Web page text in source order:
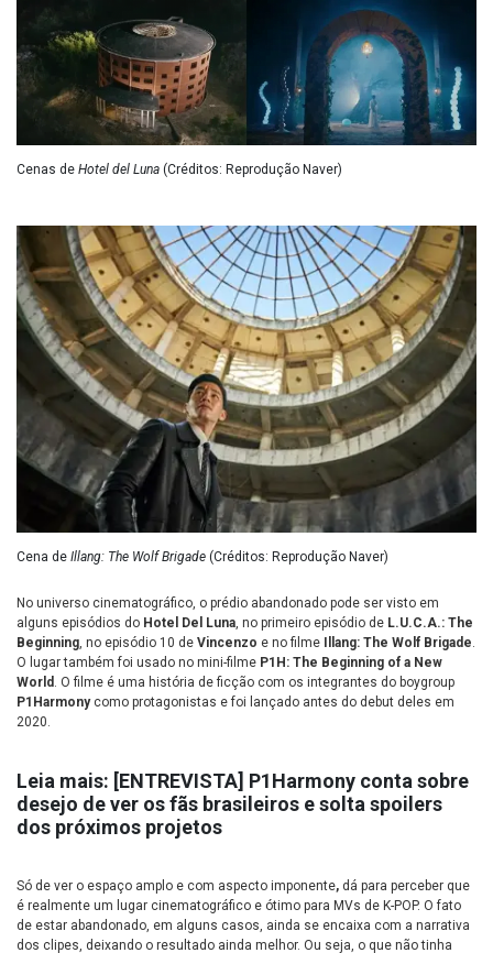
Cenas de Hotel del Luna (Créditos: Reprodução Naver)
Cena de Illang: The Wolf Brigade (Créditos: Reprodução Naver)
No universo cinematográfico, o prédio abandonado pode ser visto em
alguns episódios do Hotel Del Luna, no primeiro episódio de L.U.C.A.: The
Beginning, no episódio 10 de Vincenzo e no filme Illang: The Wolf Brigade.
O lugar também foi usado no mini-filme P1H: The Beginning of a New
World . O filme é uma história de ficção com os integrantes do boygroup
P1Harmonycomo protagonistas e foi lançado antes do debut deles em
2020.
Leia mais: [ENTREVISTA] P1Harmony conta sobre
desejo de ver os fãs brasileiros e solta spoilers
dos próximos projetos
Só de ver o espaço amplo e com aspecto imponente, dá para perceber que
é realmente um lugar cinematográfico e ótimo para MVs de K-POP. O fato
de estar abandonado, em alguns casos, ainda se encaixa com a narrativa
dos clipes, deixando o resultado ainda melhor. Ou seja, o que não tinha